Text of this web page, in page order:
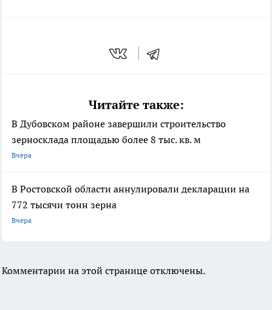
Читайте также:
В Дубовском районе завершили строительство
зерносклада площадью более 8 тыс. кв. м
Вчера
В Ростовской области аннулировали декларации на
772 тысячи тонн зерна
Вчера
Комментарии на этой странице отключены.